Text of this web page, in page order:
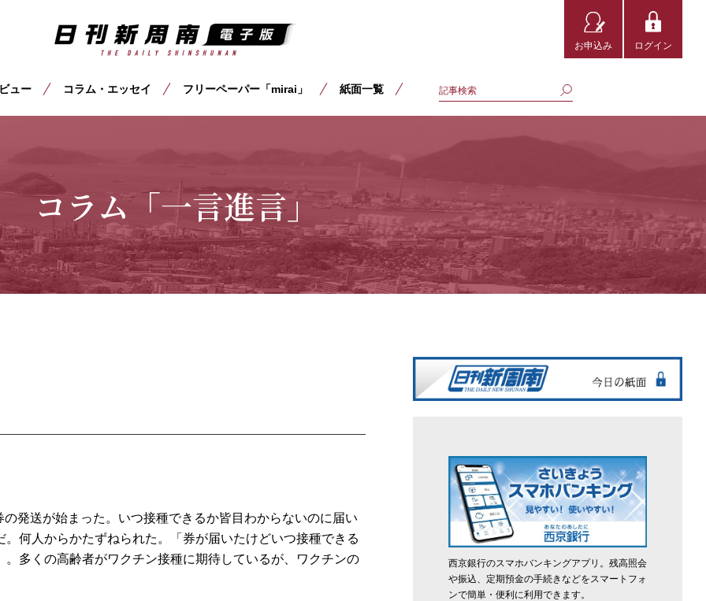
お申込み ログイン
ュー コラム・エッセイ フリーペーパー「mirai」 紙面一覧
コラム「一言進言」
発送が始まった。いつ接種できるか皆目わからないのに届い
何人からかたずねられた。「券が届いたけどいつ接種できる
多くの高齢者がワクチン接種に期待しているが、ワクチンの
西京銀行のスマホバンキングアプリ。残高照会
や振込、定期預金の手続きなどをスマートフォ
ンで簡単・便利に利用できます。